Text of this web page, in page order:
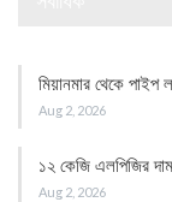
মিয়ানমার থেকে পাইপ
Aug 2, 2026
১২ কেজি এলপিজির
Aug 2, 2026